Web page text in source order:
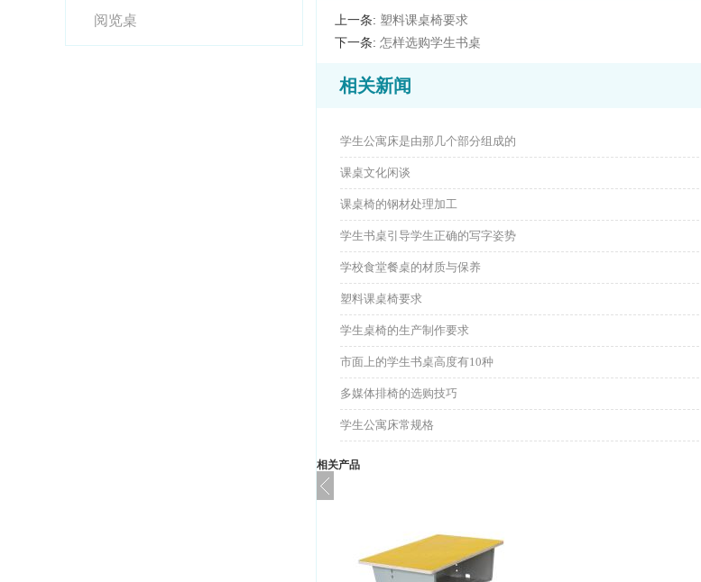
阅览桌 上一条: 塑料课桌椅要求
下一条: 怎样选购学生书桌
相关新闻
学生公寓床是由那几个部分组成的
课桌文化闲谈
课桌椅的钢材处理加工
学生书桌引导学生正确的写字姿势
学校食堂餐桌的材质与保养
塑料课桌椅要求
学生桌椅的生产制作要求
市面上的学生书桌高度有10种
多媒体排椅的选购技巧
学生公寓床常规格
相关产品